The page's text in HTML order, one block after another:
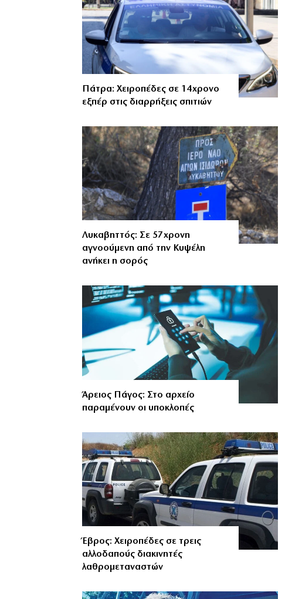
Πάτρα: Χειροπέδες σε 14χρονο
εξπέρ στις διαρρήξεις σπιτιών
Λυκαβηττός: Σε 57χρονη
αγνοούμενη από την Κυψέλη
ανήκει η σορός
Άρειος Πάγος: Στο αρχείο
παραμένουν οι υποκλοπές
Έβρος: Χειροπέδες σε τρεις
αλλοδαπούς διακινητές
λαθρομεταναστών